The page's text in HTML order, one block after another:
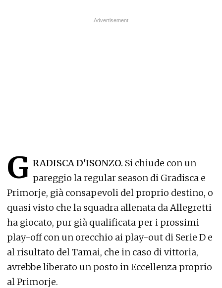
G RADISCA D'ISONZO. Si chiude con un
pareggio la regular season di Gradisca e
Primorje, già consapevoli del proprio destino, o
quasi visto che la squadra allenata da Allegretti
ha giocato, pur già qualificata per i prossimi
play-off con un orecchio ai play-out di Serie D e
al risultato del Tamai, che in caso di vittoria,
avrebbe liberato un posto in Eccellenza proprio
al Primorje.